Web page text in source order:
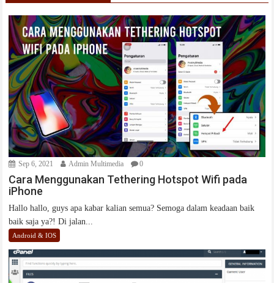
Sep 6, 2021 Admin Multimedia 0
Cara Menggunakan Tethering Hotspot Wifi pada
iPhone
Hallo hallo, guys apa kabar kalian semua? Semoga dalam keadaan baik
baik saja ya?! Di jalan...
Android & IOS